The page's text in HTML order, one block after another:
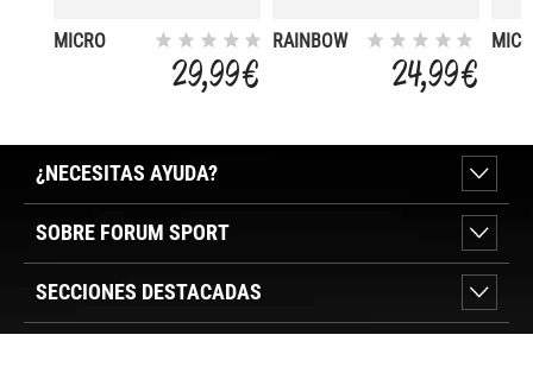
MICRO
29,99 €
RAINBOW
24,99 €
¿NECESITAS AYUDA?
SOBRE FORUM SPORT
SECCIONES DESTACADAS